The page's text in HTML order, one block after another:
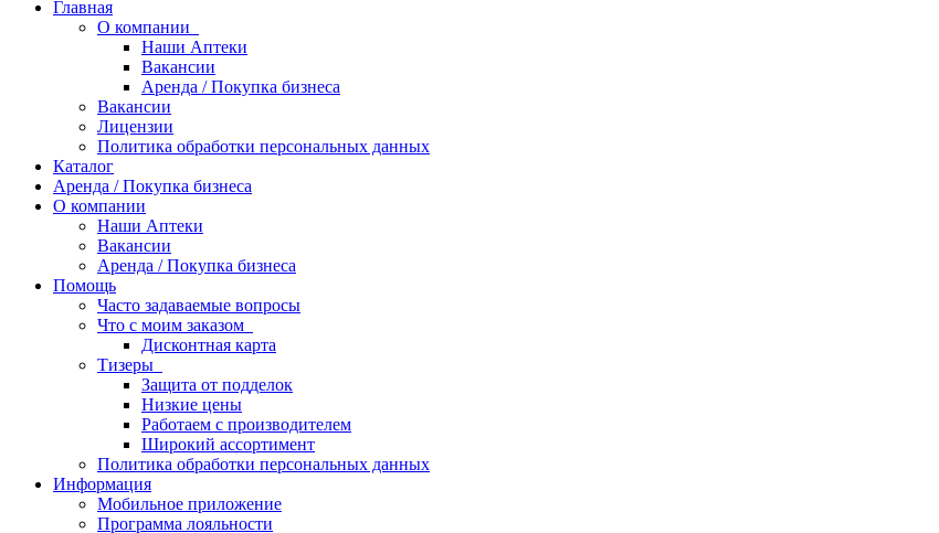
Главная
О компании
Наши Аптеки
Вакансии
Аренда / Покупка бизнеса
Вакансии
Лицензии
Политика обработки персональных данных
Каталог
Аренда / Покупка бизнеса
О компании
Наши Аптеки
Вакансии
Аренда / Покупка бизнеса
Помощь
Часто задаваемые вопросы
Что с моим заказом
Дисконтная карта
Тизеры
Защита от подделок
Низкие цены
Работаем с производителем
Широкий ассортимент
Политика обработки персональных данных
Информация
Мобильное приложение
Программа лояльности